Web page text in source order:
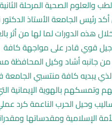
والعلوم الصحية المرحلة
رئيس الجامعة الأستاذ
هذه الدورات لما لها من أثر
جيل قوي قادر على مواجهة كافة
من جانبه أشاد وكيل المحافظة
الذي يبديه كافة منتسبي
وتمسكهم بالهوية الإيمانية
وحيل الحرب الناعمة كرد
الإسلامية ومقدساتها